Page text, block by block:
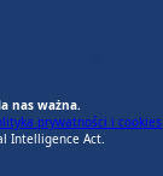
nas ważna.
prywatności i cookies
Intelligence Act.